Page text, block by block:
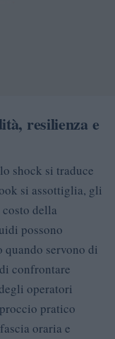
resilienza e
shock si traduce
si assottiglia, gli
della
possono
servono di
confrontare
operatori
pratico
oraria e